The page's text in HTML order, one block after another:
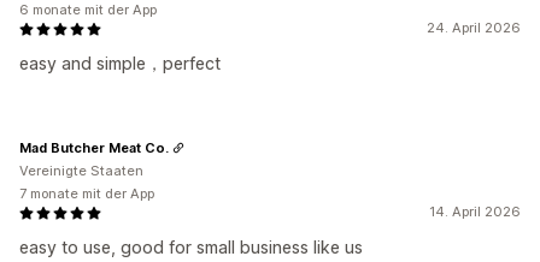
24. April 2026
easy and simple，perfect
6 monate mit der App
14. April 2026
easy to use, good for small business like us
Mad Butcher Meat Co.
Vereinigte Staaten
7 monate mit der App